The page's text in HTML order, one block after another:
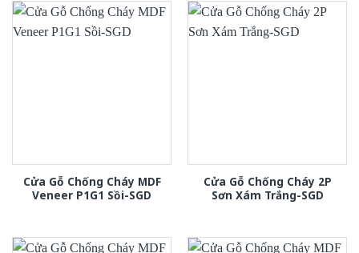
Cửa Gỗ Chống Cháy MDF
Veneer P1G1 Sồi-SGD
Cửa Gỗ Chống Cháy 2P
Sơn Xám Trắng-SGD